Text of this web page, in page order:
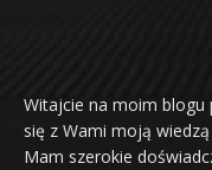
Witajcie na moim blogu
się z Wami moją
Mam szerokie